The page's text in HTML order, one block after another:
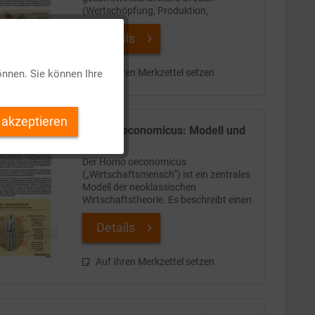
(Wertschöpfung, Produktion,
Erwerbstätige, Investitionen) weiter
untergliedern bzw. zusammensetzen.
Details
Auf Ihren Merkzettel setzen
Homo oeconomicus: Modell und
Der Homo oeconomicus
(„Wirtschaftsmensch“) ist ein zentrales
Modell der neoklassischen
Wirtschaftstheorie. Es beschreibt einen
idealisierten Menschen, der als
Teilnehmer am Wirtschaftsgeschehen
Details
Auf Ihren Merkzettel setzen
Inaktiv
Inaktiv
Inaktiv
Sie können Ihre